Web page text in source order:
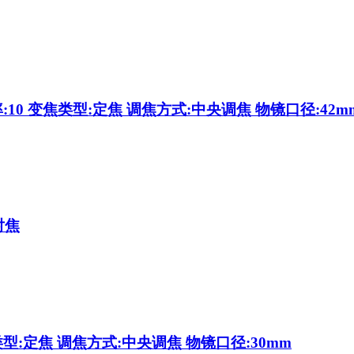
变焦类型:定焦 调焦方式:中央调焦 物镜口径
焦
:定焦 调焦方式:中央调焦 物镜口径:30mm